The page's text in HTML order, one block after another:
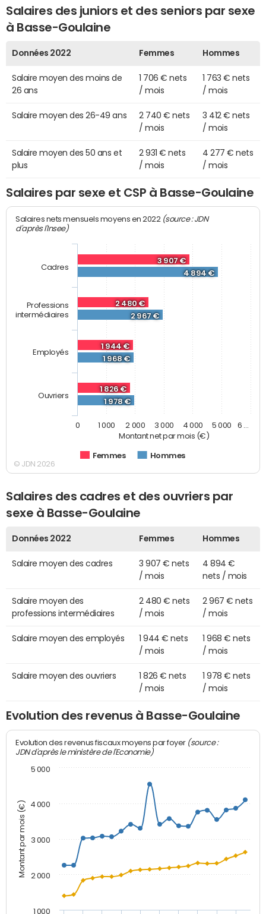
Salaires des juniors et des seniors par sexe
à Basse-Goulaine
Données 2022 Femmes Hommes
Salaire moyen des moins de
26 ans
1 706 € nets
/ mois
1 763 € nets
/ mois
Salaire moyen des 26-49 ans
2 740 € nets
/ mois
3 412 € nets
/ mois
Salaire moyen des 50 ans et
plus
2 931 € nets
/ mois
4 277 € nets
/ mois
Salaires par sexe et CSP à Basse-Goulaine
Montant net par mois (€)
Salaires nets mensuels moyens en 2022 (source : JDN
d'après l'Insee)
3 907 €
2 480 €
1 944 €
1 826 €
4 894 €
2 967 €
1 968 €
1 978 €
Femmes Hommes
Cadres
Professions
intermédiaires
Employés
Ouvriers
0 1 000 2 000 3 000 4 000 5 000 6 …
© JDN 2026
Salaires des cadres et des ouvriers par
sexe à Basse-Goulaine
Données 2022 Femmes Hommes
Salaire moyen des cadres
3 907 € nets
/ mois
4 894 €
nets / mois
Salaire moyen des
professions intermédiaires
2 480 € nets
/ mois
2 967 € nets
/ mois
Salaire moyen des employés
1 944 € nets
/ mois
1 968 € nets
/ mois
Salaire moyen des ouvriers
1 826 € nets
/ mois
1 978 € nets
/ mois
Evolution des revenus à Basse-Goulaine
Montant par mois (€)
Evolution des revenus fiscaux moyens par foyer (source :
JDN d'après le ministère de l'Economie)
1 000
2 000
3 000
4 000
5 000